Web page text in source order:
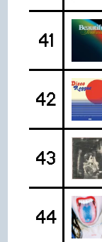
41
42
43
44